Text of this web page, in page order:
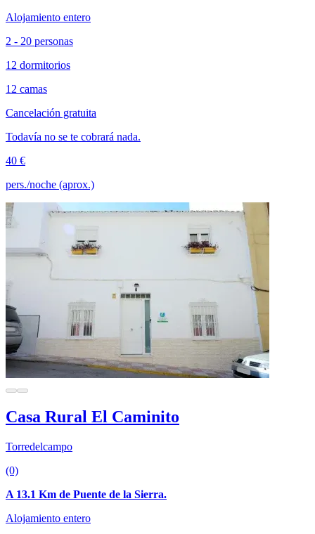
Alojamiento entero
2 - 20 personas
12 dormitorios
12 camas
Cancelación gratuita
Todavía no se te cobrará nada.
40 €
pers./noche (aprox.)
Casa Rural El Caminito
Torredelcampo
(0)
A 13.1 Km de Puente de la Sierra.
Alojamiento entero